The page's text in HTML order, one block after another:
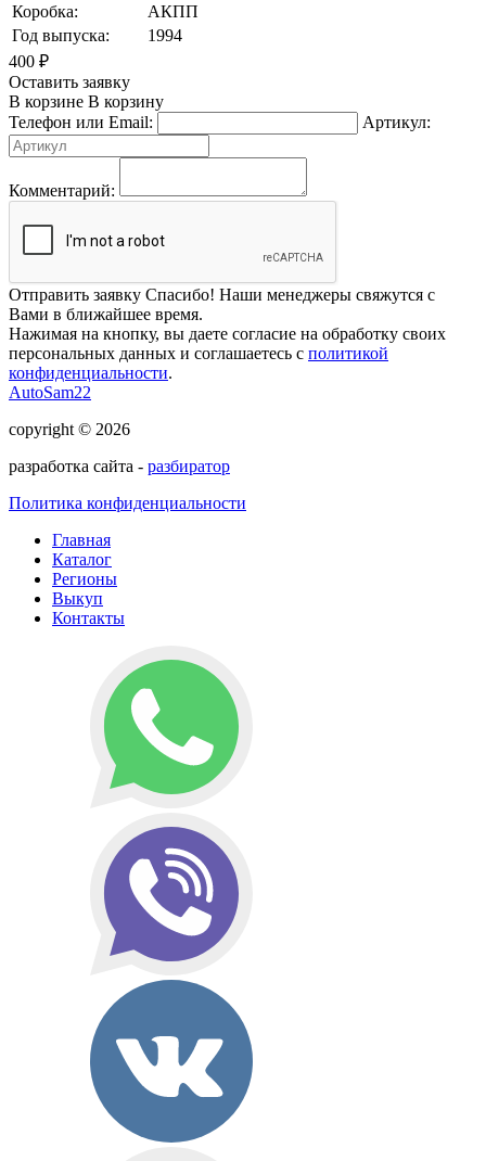
Коробка:
АКПП
Год выпуска:
1994
400 ₽
Оставить заявку
В корзине В корзину
Телефон или Email:
Артикул:
Комментарий:
Отправить заявку Спасибо! Наши менеджеры свяжутся с
Вами в ближайшее время.
Нажимая на кнопку, вы даете согласие на обработку своих
персональных данных и соглашаетесь с политикой
конфиденциальности.
AutoSam22
copyright © 2026
разработка сайта - разбиратор
Политика конфиденциальности
Главная
Каталог
Регионы
Выкуп
Контакты